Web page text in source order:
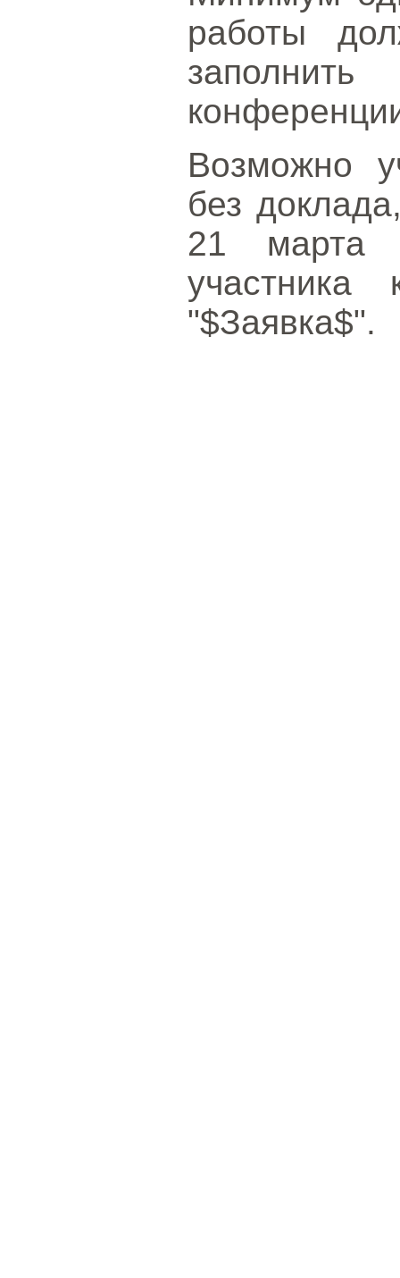
работы
Возможно
без
21 марта
участника
"$Заявка$".